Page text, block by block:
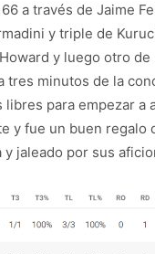
a través de Jaime
y triple de
y luego otro
tres minutos de la
para empezar a
y fue un buen regalo
jaleado por sus